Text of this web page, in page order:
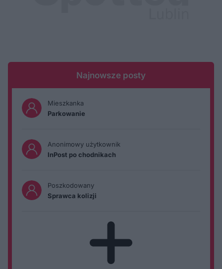
Najnowsze posty
Mieszkanka
Parkowanie
Anonimowy użytkownik
InPost po chodnikach
Poszkodowany
Sprawca kolizji